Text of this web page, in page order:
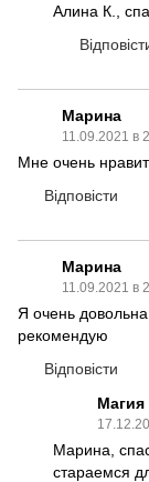
Алина К.,
Марина
11.09.2021 в
Мне очень
Відповісти
Марина
11.09.2021 в
Я очень
рекомендую
Відповісти
Магия
Марина,
стараемся